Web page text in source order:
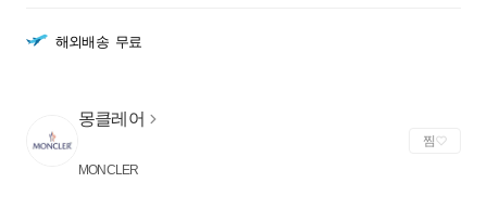
해외배송 무료
몽클레어
MONCLER
찜